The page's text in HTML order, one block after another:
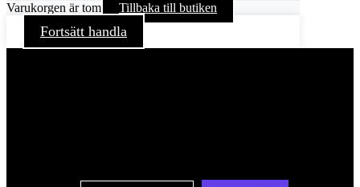
Varukorgen är tom Tillbaka till butiken
Fortsätt handla